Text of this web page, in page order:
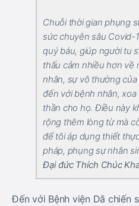
Chuỗi thời gian phụng
sức chuyên sâu Covid-
quý báu, giúp người tu
thấu cảm nhiều hơn về
nhân, sự vô thường
đến với bệnh nhân, xoa
thần cho họ. Điều này
rộng thêm lòng từ mà
để tôi áp dụng thiết
pháp, phụng sự nhân
Đại đức Thích Chúc
Đến với Bệnh viện Dã chiến